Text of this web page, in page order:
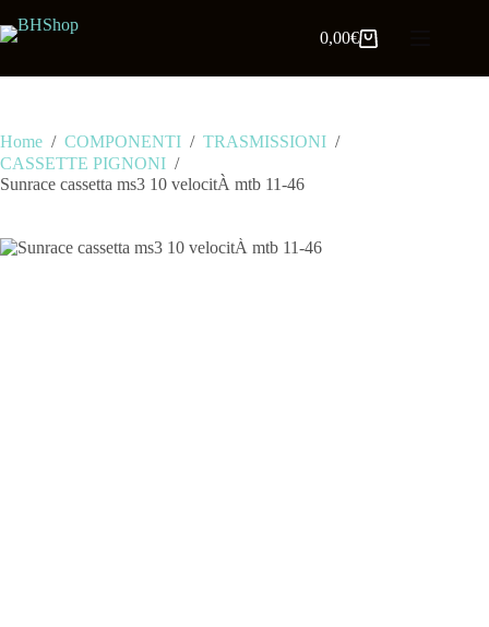
0,00€
Home / COMPONENTI / TRASMISSIONI /
CASSETTE PIGNONI /
Sunrace cassetta ms3 10 velocitÀ mtb 11-46